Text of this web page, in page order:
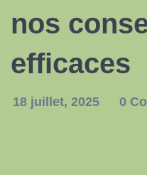
nos
efficaces
18 juillet, 2025 0